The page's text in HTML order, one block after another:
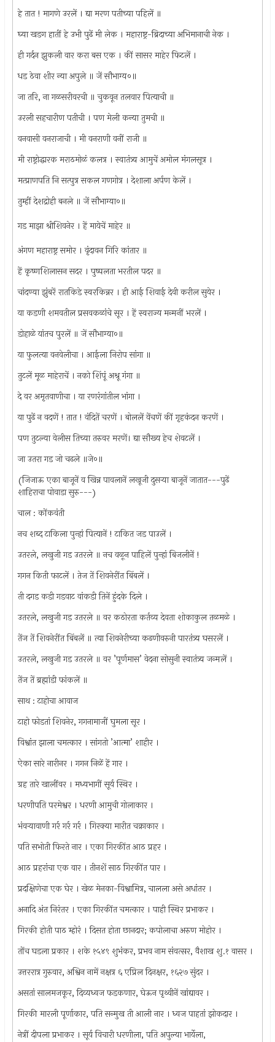
हे तात ! मागणे उरलें । द्या मरण पतीच्या पहिलें ॥
घ्या खङग हातीं हे उभी पुढें मी लेक । महाराष्ट्र-ब्रिदाच्या अभिमानाची नेक ।
ही गर्दन झुकली वार करा बस एक । कीं सासर माहेर फिटलें ।
धड ठेवा शीर न्या अपुले ॥ जें सौभाग्य०॥
जा तरि, ना गळसरीवरची ॥ चुकवून तलवार पित्याची ॥
उरली सहचारीण पतीची । पण मेली कन्या तुमची ॥
वनवासी वनराजाची । मी वनराणी वनीं राजी ॥
मी राष्ट्रोद्धारक मराठमोळं कलत्र । स्वातंत्र्य आमुचें अमोल मंगलसूत्र ।
मत्प्राणपति नि सत्‍पुत्र सकल गणगोत्र । देशाला अर्पण केलें ।
तुम्हीं देशद्रोही बनले ॥ जें सौभाग्या०॥
गड माझा श्रीशिवनेर । हें मायेचें माहेर ॥
अंगण महाराष्ट्र समोर । वृंदावन गिरि कांतार ॥
हें कृष्णशिलासन सदर । पुष्पलता भरतील पदर ॥
चांदण्या झुंबरें रातकिडे स्वरकिन्नर । ही आई शिवाई देवी करील सुयेर ।
या कडणी शमवतील प्रसवकळांचे सूर । हें स्वराज्य मन्मनीं भरलें ।
डोहाळे यांतच पुरलें ॥ जें सौभाग्या०॥
या फुलत्या वनवेलीचा । आईला निरोप सांगा ॥
तुटलें मूळ माहेराचें । नको शिंपूं अश्रू गंगा ॥
दे वर अमृतवाणीचा । या रणरंगांतील भांगा ।
या पुढें न वदणें ! तात ! वंदितें चरणें । बोललें वेंचणें कीं गृहकंदन करणें ।
पण तुटल्या वेलीस तिच्या तरुवर मरणें। द्या सौख्य हेच शेवटलें ।
जा उतरा गड जो चढले ॥जे०॥
(जिजाऊ एका बाजूनें व खिन्न पावलानें लखूजी दुसर्‍या बाजूनें जातात---पुढें
शाहिराचा पोवाडा सुरु---)
चाल : कोंकवंती
नच शब्द टाकिला पुन्हां पित्यानें ! टाकित जड पाउलें ।
उतरले, लखुजी गड उतरले ॥ नच वळून पाहिलें पुन्हां बिजलीनें !
गगन किती फाटलें । तेज तें शिवनेरींत बिंबलें ।
ती दगड कडी गडवाट वांकडी तिनें हुंदके दिले ।
उतरले, लखुजी गड उतरले ॥ वर कठोरता कर्तव्य देवता शोकाकुल तळमळे ।
तेंज तें शिवनेरींत बिंबलें ॥ त्या शिवनेरीच्या कढणीवरुनी पारतंत्र्य घसरलें ।
उतरले, लखुजी गड उतरले ॥ वर ’पूर्णमास’ वेदना सोसुनी स्वातंत्र्य जन्मलें ।
तेंज तें ब्रह्मांडी फांकलें ॥
साथ : टाहोचा आवाज
टाहो फोडतां शिवनेर, गगनामाजीं घुमला सूर ।
विश्वांत झाला चमत्कार । सांगतो ’आत्मा’ शाहीर ।
ऐका सारे नारीनर । गगन निळें हें गार ।
ग्रह तारे खालींवर । मध्यभागीं सूर्य स्थिर ।
धरणीपति परमेश्वर । धरणी आमुची गोलाकार ।
भंवर्‍यावाणी गर्र गर्र गर्र । गिरक्या मारीत चक्राकार ।
पति सभोती फिरते नार । एका गिरकींत आठ प्रहर ।
आठ प्रहरांचा एक वार । तीनशें साठ गिरकींत पार ।
प्रदक्षिणेचा एक घेर । खेळ मेनका-विश्वामित्र, चालला असे अधांतर ।
अनादि अंत निरंतर । एका गिरकींत चमत्कार । पाही स्थिर प्रभाकर ।
गिरकी होती पाठ म्होरं । दिसत होता छानदार; कपोलाचा अरुण मोहोर ।
तोंच घडला प्रकार । शके १५४९ शुभंकर, प्रभव नाम संवत्सर, वैशाख शु.१ वासर ।
उत्तररात्र गुरुवार, अश्विन नामें नक्षत्र ६ एप्रिल दिनक्षर, १६२७ सुंदर ।
असतां सालमजकूर, दिव्यध्वज फडकणार, घेऊन पृथ्वीनें खांद्यावर ।
गिरकी मारली पूर्णाकार, पति सन्मुख ती आली नार । ध्वज पाहतां झोकदार ।
नेत्रीं दीपला प्रभाकर । सूर्य विचारी धरणीला, पति अपुल्या भार्येला,